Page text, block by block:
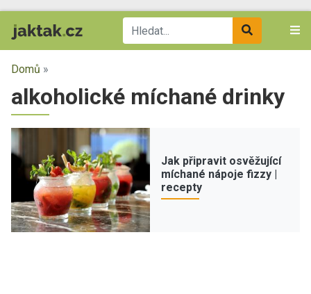
Domů »
alkoholické míchané drinky
Jak připravit osvěžující
míchané nápoje fizzy |
recepty